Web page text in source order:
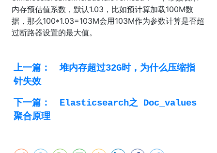
内存预估值系数，默认1.03，比如预计算加载100M数
据，那么100*1.03=103M会用103M作为参数计算是否超
过断路器设置的最大值。
上一篇：
堆内存超过32G时，为什么压缩指
针失效
下一篇：
Elasticsearch之 Doc_values
聚合原理